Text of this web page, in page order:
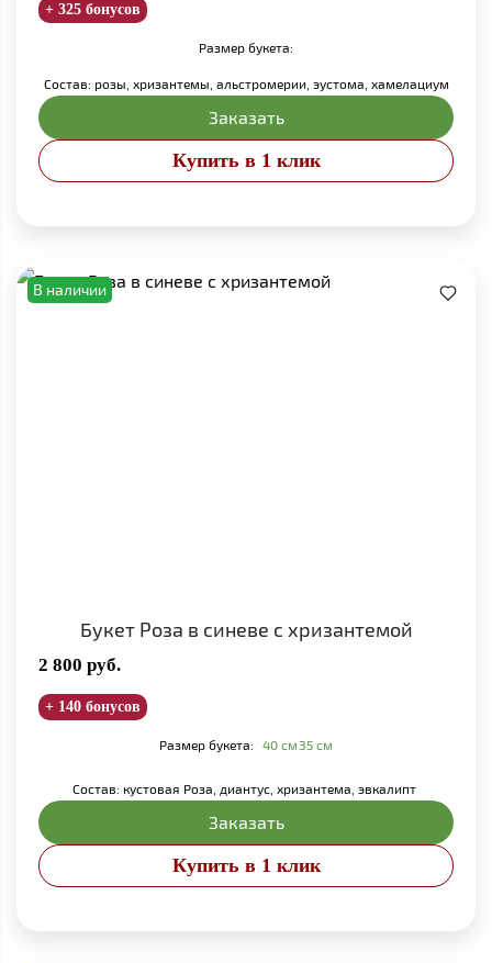
+ 325 бонусов
Размер букета:
Состав: розы, хризантемы, альстромерии, эустома, хамелациум
Заказать
Купить в 1 клик
В наличии
Букет Роза в синеве с хризантемой
2 800 руб.
+ 140 бонусов
Размер букета: 40 см35 см
Состав: кустовая Роза, диантус, хризантема, эвкалипт
Заказать
Купить в 1 клик